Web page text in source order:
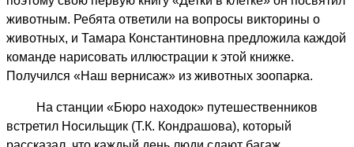
животным. Ребята ответили на вопросы викторины о
животных, и Тамара Константиновна предложила каждой
команде нарисовать иллюстрации к этой книжке.
Получился «Наш вернисаж» из животных зоопарка.
На станции «Бюро находок» путешественников
встретил Носильщик (Т.К. Кондрашова), который
проведении
праздника
оказала
учитель
классов
Т.В.Трушникова.